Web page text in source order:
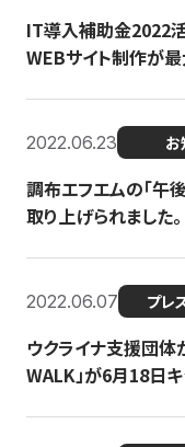
IT導入補助金2022
WEBサイト制作が最
2022.06.23 お
調布エフエムの「午
取り上げられました。
2022.06.07 プレ
ウクライナ支援団体
WALK」が6月18日キ